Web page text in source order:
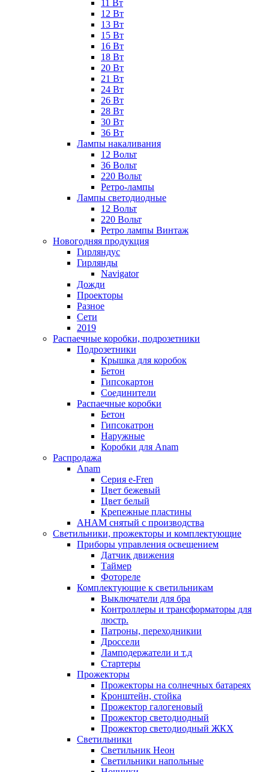
11 Вт
12 Вт
13 Вт
15 Вт
16 Вт
18 Вт
20 Вт
21 Вт
24 Вт
26 Вт
28 Вт
30 Вт
36 Вт
Лампы накаливания
12 Вольт
36 Вольт
220 Вольт
Ретро-лампы
Лампы светодиодные
12 Вольт
220 Вольт
Ретро лампы Винтаж
Новогодняя продукция
Гирляндус
Гирлянды
Navigator
Дожди
Проекторы
Разное
Сети
2019
Распаечные коробки, подрозетники
Подрозетники
Крышка для коробок
Бетон
Гипсокартон
Соединители
Распаечные коробки
Бетон
Гипсокатрон
Наружные
Коробки для Anam
Распродажа
Anam
Серия e-Fren
Цвет бежевый
Цвет белый
Крепежные пластины
AHAM снятый с производства
Светильники, прожекторы и комплектующие
Приборы управления освещением
Датчик движения
Таймер
Фотореле
Комплектующие к светильникам
Выключатели для бра
Контроллеры и трансформаторы для
люстр.
Патроны, переходникии
Дроссели
Ламподержатели и т.д
Стартеры
Прожекторы
Прожекторы на солнечных батареях
Кронштейн, стойка
Прожектор галогеновый
Прожектор светодиодный
Прожектор светодиодный ЖКХ
Светильники
Светильник Неон
Светильники напольные